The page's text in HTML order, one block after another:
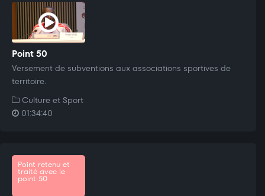
Point 50
Versement de subventions aux associations sportives de
territoire.
Culture et Sport
01:34:40
Point retenu et
traité avec le
point 50